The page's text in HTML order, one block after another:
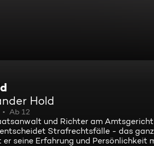
Hold
Ab 12
und Richter am
Strafrechtsfälle - das
seine Erfahrung und Persönlichkeit